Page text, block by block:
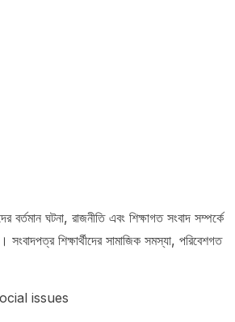
ঘটনা, রাজনীতি এবং শিক্ষাগত সংবাদ সম্পর্কে
শিক্ষার্থীদের সামাজিক সমস্যা, পরিবেশগত
issues